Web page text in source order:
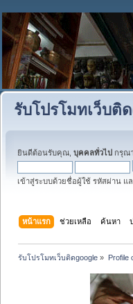
รับโปรโมทเว็บติ
ยินดีต้อนรับคุณ, บุคคลทั่วไป กรุณ
เข้าสู่ระบบด้วยชื่อผู้ใช้ รหัสผ่าน แ
หน้าแรก ช่วยเหลือ ค้นหา
รับโปรโมทเว็บติดgoogle » Profile